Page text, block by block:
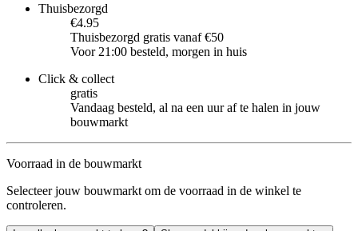
Thuisbezorgd
€4.95
Thuisbezorgd gratis vanaf €50
Voor 21:00 besteld, morgen in huis
Click & collect
gratis
Vandaag besteld, al na een uur af te halen in jouw
bouwmarkt
Voorraad in de bouwmarkt
Selecteer jouw bouwmarkt om de voorraad in de winkel te
controleren.